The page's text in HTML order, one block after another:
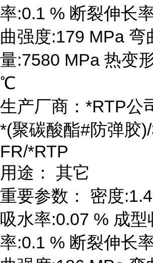
率:0.1 % 断裂伸长
曲强度:179 MPa 弯
量:7580 MPa 热变
℃
生产厂商：*RTP公
*(聚碳酸酯#防弹胶
FR/*RTP
用途： 其它
重要参数： 密度
吸水率:0.07 % 成型
率:0.1 % 断裂伸长